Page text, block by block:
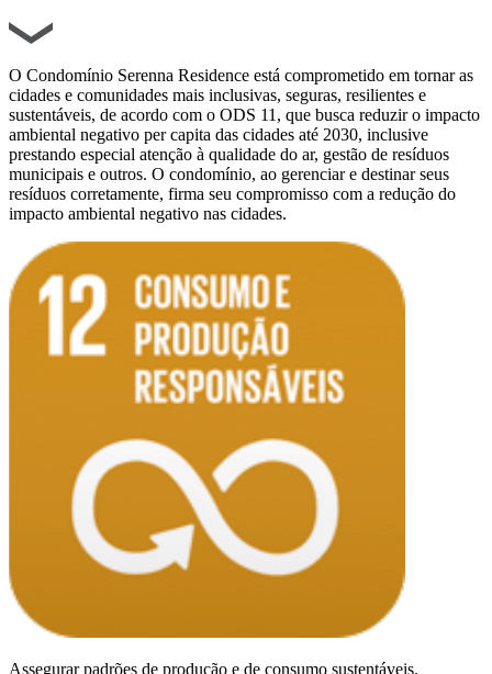
O Condomínio Serenna Residence está comprometido em tornar as
cidades e comunidades mais inclusivas, seguras, resilientes e
sustentáveis, de acordo com o ODS 11, que busca reduzir o impacto
ambiental negativo per capita das cidades até 2030, inclusive
prestando especial atenção à qualidade do ar, gestão de resíduos
municipais e outros. O condomínio, ao gerenciar e destinar seus
resíduos corretamente, firma seu compromisso com a redução do
impacto ambiental negativo nas cidades.
Assegurar padrões de produção e de consumo sustentáveis.